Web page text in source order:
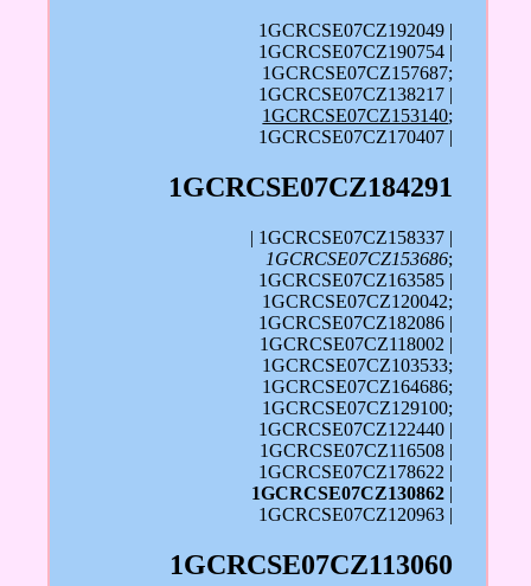
1GCRCSE07CZ192049 |
1GCRCSE07CZ190754 |
1GCRCSE07CZ157687;
1GCRCSE07CZ138217 |
1GCRCSE07CZ153140;
1GCRCSE07CZ170407 |
1GCRCSE07CZ184291
| 1GCRCSE07CZ158337 |
1GCRCSE07CZ153686;
1GCRCSE07CZ163585 |
1GCRCSE07CZ120042;
1GCRCSE07CZ182086 |
1GCRCSE07CZ118002 |
1GCRCSE07CZ103533;
1GCRCSE07CZ164686;
1GCRCSE07CZ129100;
1GCRCSE07CZ122440 |
1GCRCSE07CZ116508 |
1GCRCSE07CZ178622 |
1GCRCSE07CZ130862 |
1GCRCSE07CZ120963 |
1GCRCSE07CZ113060